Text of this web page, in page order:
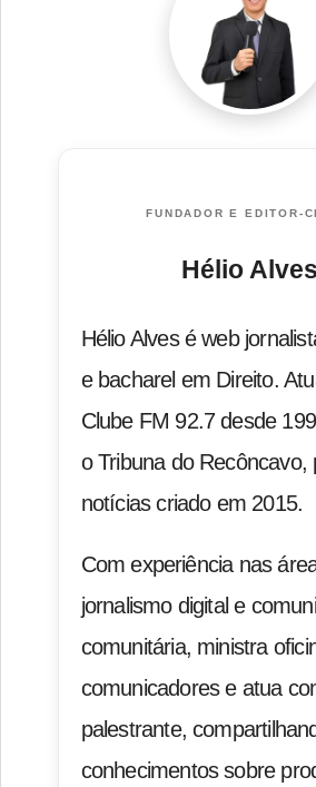
FUNDADOR E EDITOR-
Hélio Alves
Hélio Alves é web
e bacharel em Direito.
Clube FM 92.7 desde
o Tribuna do Recôncavo,
notícias criado em 2015.
Com experiência nas
jornalismo digital e
comunitária, ministra
comunicadores e atua
palestrante,
conhecimentos sobre